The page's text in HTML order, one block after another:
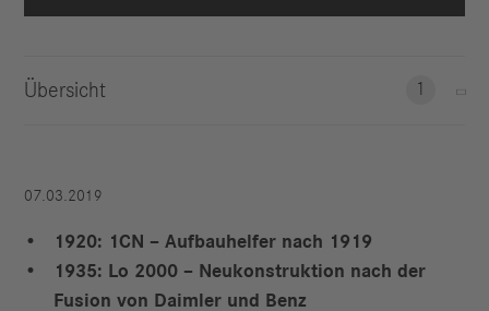
Übersicht 1
07.03.2019
1920: 1CN – Aufbauhelfer nach 1919
1935: Lo 2000 – Neukonstruktion nach der
Fusion von Daimler und Benz